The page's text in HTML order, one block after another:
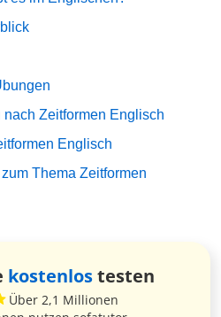
Zeitformen Englisch
Englisch
Thema Zeitformen
kostenlostesten
Über 2,1 Millionen